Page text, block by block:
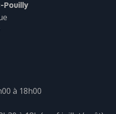
Pouilly
à 18h00